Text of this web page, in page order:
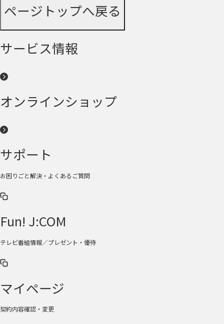
ページトップへ戻る
サービス情報
オンラインショップ
サポート
お困りごと解決・よくあるご質問
Fun! J:COM
テレビ番組情報／プレゼント・優待
マイページ
契約内容確認・変更